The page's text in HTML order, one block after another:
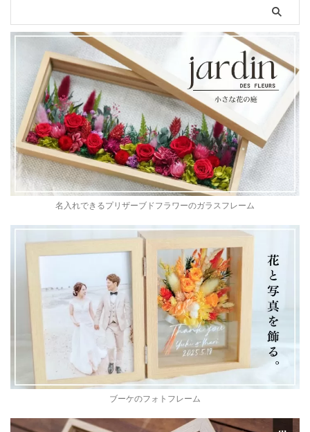
名入れできるプリザーブドフラワーのガラスフレーム
ブーケのフォトフレーム